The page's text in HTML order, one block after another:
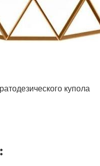
купола